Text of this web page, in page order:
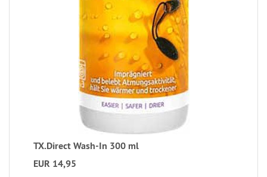
TX.Direct Wash-In 300 ml
EUR 14,95